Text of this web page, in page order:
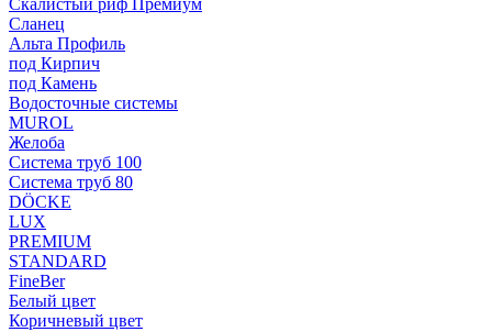
Скалистый риф Премиум
Сланец
Альта Профиль
под Кирпич
под Камень
Водосточные системы
MUROL
Желоба
Система труб 100
Система труб 80
DÖCKE
LUX
PREMIUM
STANDARD
FineBer
Белый цвет
Коричневый цвет